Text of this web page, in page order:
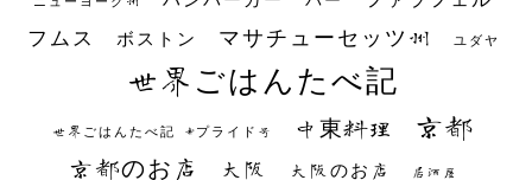
フムス ボストン マサチューセッツ州 ユダヤ
世界ごはんたべ記
世界ごはんたべ記 #プライド号 中東料理 京都
京都のお店 大阪 大阪のお店 居酒屋